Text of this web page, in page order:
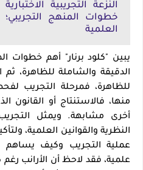
النزعة التجريبية
خطوات المنهج
العلمية
يبين "كلود برنار" أهم خطوات
الدقيقة والشاملة للظاهرة،
للظاهرة، فمرحلة التجريب
منها، فالاستنتاج أو
أخرى مشابهة. ويمثل
النظرية والقوانين العلمية،
عملية التجريب وكيف يساهم
علمية، فقد لاحظ أن الأرانب رغم